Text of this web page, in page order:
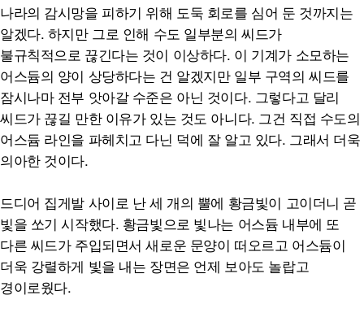
나라의 감시망을 피하기 위해 도둑 회로를 심어 둔 것까지는
알겠다. 하지만 그로 인해 수도 일부분의 씨드가
불규칙적으로 끊긴다는 것이 이상하다. 이 기계가 소모하는
어스듐의 양이 상당하다는 건 알겠지만 일부 구역의 씨드를
잠시나마 전부 앗아갈 수준은 아닌 것이다. 그렇다고 달리
씨드가 끊길 만한 이유가 있는 것도 아니다. 그건 직접 수도의
어스듐 라인을 파헤치고 다닌 덕에 잘 알고 있다. 그래서 더욱
의아한 것이다.
드디어 집게발 사이로 난 세 개의 뿔에 황금빛이 고이더니 곧
빛을 쏘기 시작했다. 황금빛으로 빛나는 어스듐 내부에 또
다른 씨드가 주입되면서 새로운 문양이 떠오르고 어스듐이
더욱 강렬하게 빛을 내는 장면은 언제 보아도 놀랍고
경이로웠다.